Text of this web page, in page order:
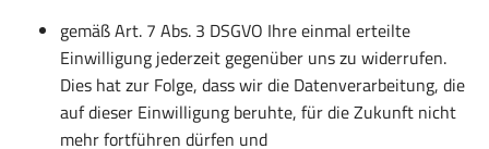
gemäß Art. 7 Abs. 3 DSGVO Ihre einmal erteilte
Einwilligung jederzeit gegenüber uns zu widerrufen.
Dies hat zur Folge, dass wir die Datenverarbeitung, die
auf dieser Einwilligung beruhte, für die Zukunft nicht
mehr fortführen dürfen und